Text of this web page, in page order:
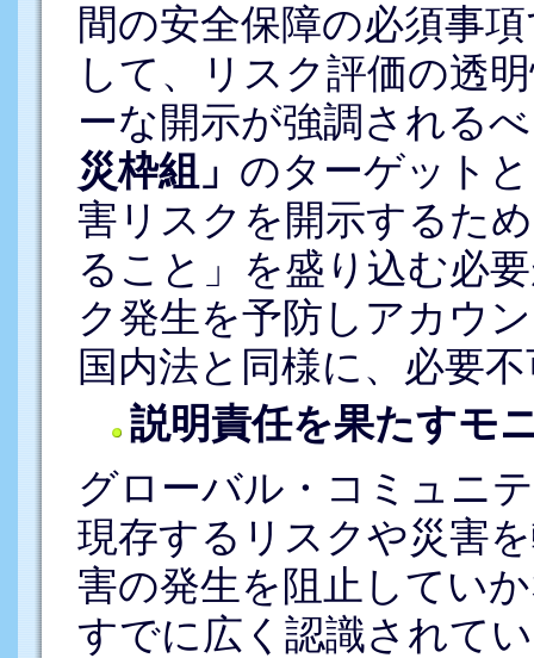
間の安全保障の必須事
して、リスク評価の透
ーな開示が強調される
災枠組」 のターゲット
害リスクを開示するた
ること」を盛り込む必
ク発生を予防しアカウ
国内法と同様に、必要
説明責任を果たすモ
グローバル・コミュニ
現存するリスクや災害
害の発生を阻止してい
すでに広く認識されて